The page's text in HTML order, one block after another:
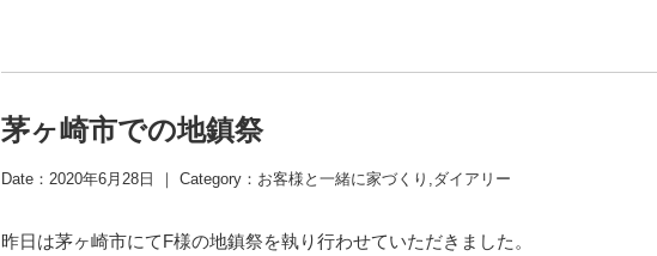
茅ヶ崎市での地鎮祭
Date：2020年6月28日 ｜ Category： お客様と一緒に家づくり ダイアリー
昨日は茅ヶ崎市にてF様の地鎮祭を執り行わせていただきました。